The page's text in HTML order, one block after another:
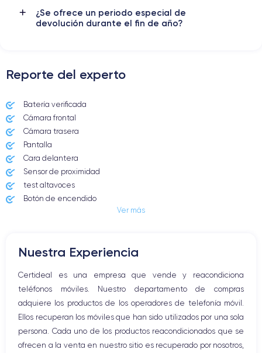
Para más detalles,consulta la ficha técnica completa del iPhone
¿Se ofrece un periodo especial de
devolución durante el fin de año?
Reporte del experto
Batería verificada
Cámara frontal
Cámara trasera
Pantalla
Cara delantera
Sensor de proximidad
test altavoces
Botón de encendido
Altavoz
Botón Inicio
Bluetooth
WiFi
Red móvil
Vibración
Conector USB
Ver más
Nuestra Experiencia
Certideal es una empresa que vende y reacondiciona
teléfonos móviles. Nuestro departamento de compras
adquiere los productos de los operadores de telefonía móvil.
Ellos recuperan los móviles que han sido utilizados por una sola
persona. Cada uno de los productos reacondicionados que se
ofrecen a la venta en nuestro sitio es recuperado por nosotros,